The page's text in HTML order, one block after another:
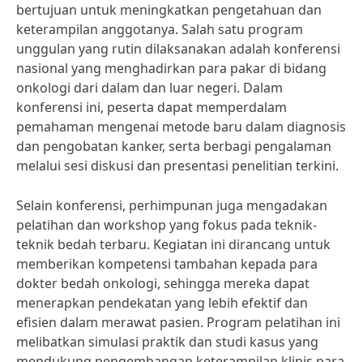
bertujuan untuk meningkatkan pengetahuan dan
keterampilan anggotanya. Salah satu program
unggulan yang rutin dilaksanakan adalah konferensi
nasional yang menghadirkan para pakar di bidang
onkologi dari dalam dan luar negeri. Dalam
konferensi ini, peserta dapat memperdalam
pemahaman mengenai metode baru dalam diagnosis
dan pengobatan kanker, serta berbagi pengalaman
melalui sesi diskusi dan presentasi penelitian terkini.
Selain konferensi, perhimpunan juga mengadakan
pelatihan dan workshop yang fokus pada teknik-
teknik bedah terbaru. Kegiatan ini dirancang untuk
memberikan kompetensi tambahan kepada para
dokter bedah onkologi, sehingga mereka dapat
menerapkan pendekatan yang lebih efektif dan
efisien dalam merawat pasien. Program pelatihan ini
melibatkan simulasi praktik dan studi kasus yang